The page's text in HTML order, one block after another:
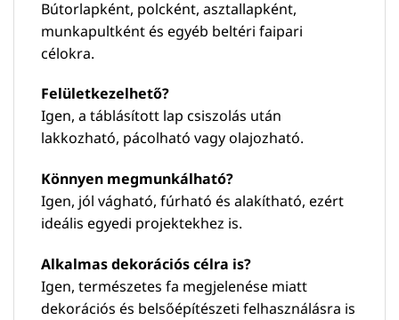
Bútorlapként, polcként, asztallapként,
munkapultként és egyéb beltéri faipari
célokra.
Felületkezelhető?
Igen, a táblásított lap csiszolás után
lakkozható, pácolható vagy olajozható.
Könnyen megmunkálható?
Igen, jól vágható, fúrható és alakítható, ezért
ideális egyedi projektekhez is.
Alkalmas dekorációs célra is?
Igen, természetes fa megjelenése miatt
dekorációs és belsőépítészeti felhasználásra is